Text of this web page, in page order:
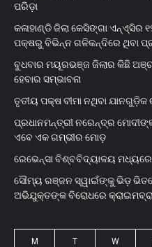
ପରିଡ଼ା
କଳାହାଣ୍ଡି ଜିଲା କେସିଙ୍ଗା ଏନ୍‌ଏ୍‌ସିର
ପକ୍ଷରୁ ବିଭିନ୍ନ ଗଳିକନ୍ଦିରେ ଥିବା
ବୁଧବାର ମୟୂରଭଞ୍ଜ ଜିଲାର କିଛି
ହେବାର ସମ୍ଭାବନା
ତୃତୀୟ ପକ୍ଷ ବୀମା ନଥିବା
ପ୍ରଧାନମନ୍ତ୍ରୀ ନରେନ୍ଦ୍ର
ଏବେ ଏକ ଗମ୍ଭୀର ମୋଡ଼
ରେଭେନ୍ସା ବିଶ୍ବବିଦ୍ୟାଳୟ ମଧ୍ୟରେ
ସୌମ୍ୟ ରଞ୍ଜନ ସ୍ୱାଇଁଙ୍କୁ ଭିଡ଼
ଅଭିଯୁକ୍ତଙ୍କ ବିରୋଧରେ
M T W